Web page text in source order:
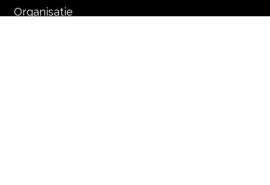
Organisatie